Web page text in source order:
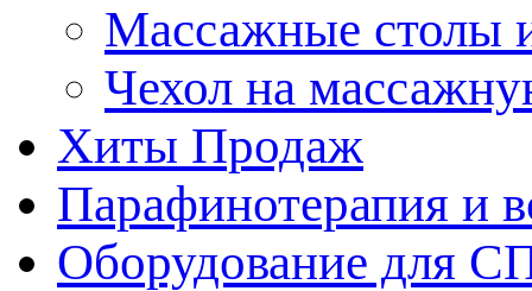
Массажные столы
Чехол на
Хиты Продаж
Парафинотерапия и
Оборудование для